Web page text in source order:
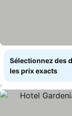
Sélectionnez des
les prix exacts